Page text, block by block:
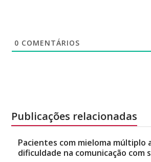
0 COMENTÁRIOS
Publicações relacionadas
Pacientes com mieloma múltiplo
dificuldade na comunicação com